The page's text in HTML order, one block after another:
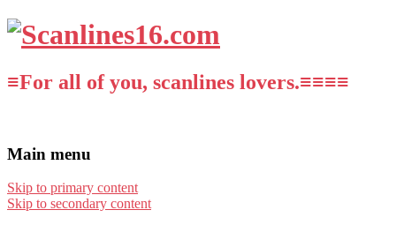
≡For all of you, scanlines lovers.≡≡≡≡
Main menu
Skip to primary content
Skip to secondary content